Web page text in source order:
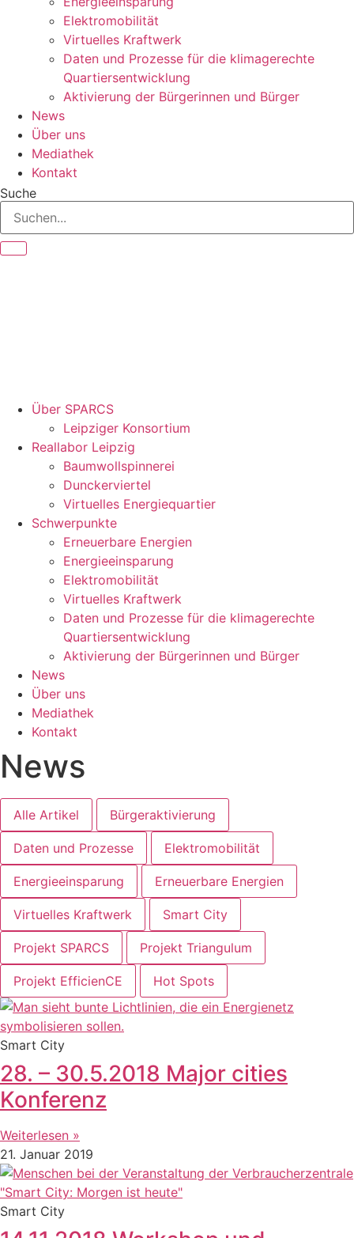
Elektromobilität
Virtuelles Kraftwerk
Daten und Prozesse für die klimagerechte
Quartiersentwicklung
Aktivierung der Bürgerinnen und Bürger
News
Über uns
Mediathek
Kontakt
Suche
Über SPARCS
Leipziger Konsortium
Reallabor Leipzig
Baumwollspinnerei
Dunckerviertel
Virtuelles Energiequartier
Schwerpunkte
Erneuerbare Energien
Energieeinsparung
Elektromobilität
Virtuelles Kraftwerk
Daten und Prozesse für die klimagerechte
Quartiersentwicklung
Aktivierung der Bürgerinnen und Bürger
News
Über uns
Mediathek
Kontakt
News
Alle Artikel Bürgeraktivierung
Daten und Prozesse Elektromobilität
Energieeinsparung Erneuerbare Energien
Virtuelles Kraftwerk Smart City
Projekt SPARCS Projekt Triangulum
Projekt EfficienCE Hot Spots
Smart City
28. – 30.5.2018 Major cities
Konferenz
Weiterlesen »
21. Januar 2019
Smart City